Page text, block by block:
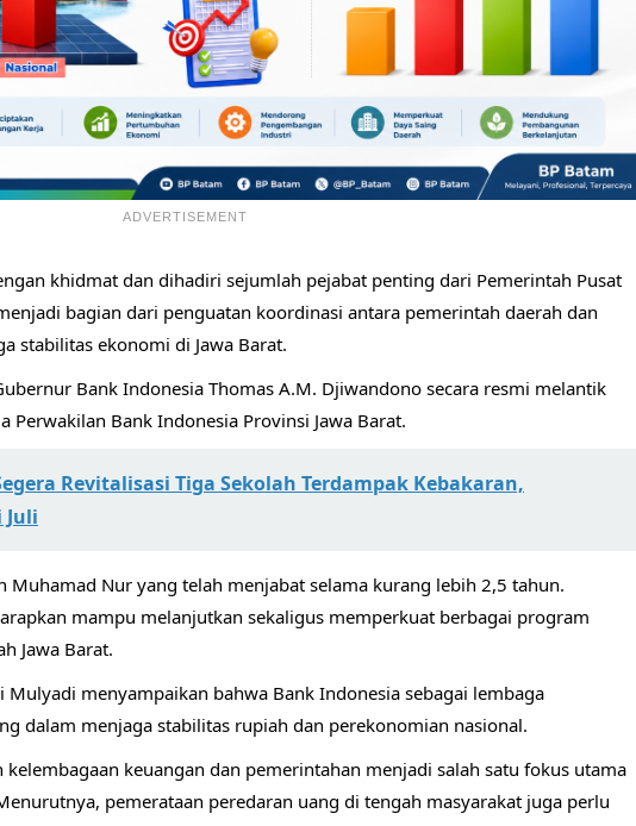
ADVERTISEMENT
khidmat dan dihadiri sejumlah pejabat penting dari Pemerintah Pusat
bagian dari penguatan koordinasi antara pemerintah daerah dan
stabilitas ekonomi di Jawa Barat.
Bank Indonesia Thomas A.M. Djiwandono secara resmi melantik
Perwakilan Bank Indonesia Provinsi Jawa Barat.
Revitalisasi Tiga Sekolah Terdampak Kebakaran,
Muhamad Nur yang telah menjabat selama kurang lebih 2,5 tahun.
mampu melanjutkan sekaligus memperkuat berbagai program
Jawa Barat.
Mulyadi menyampaikan bahwa Bank Indonesia sebagai lembaga
dalam menjaga stabilitas rupiah dan perekonomian nasional.
keuangan dan pemerintahan menjadi salah satu fokus utama
pemerataan peredaran uang di tengah masyarakat juga perlu